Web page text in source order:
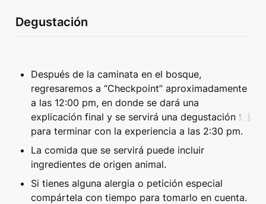
Degustación
Después de la caminata en el bosque,
regresaremos a “Checkpoint” aproximadamente
a las 12:00 pm, en donde se dará una
explicación final y se servirá una degustación 🍽️
para terminar con la experiencia a las 2:30 pm.
La comida que se servirá puede incluir
ingredientes de origen animal.
Si tienes alguna alergia o petición especial
compártela con tiempo para tomarlo en cuenta.